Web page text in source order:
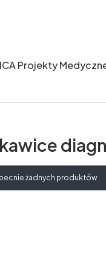
Projekty
żadnych produktów